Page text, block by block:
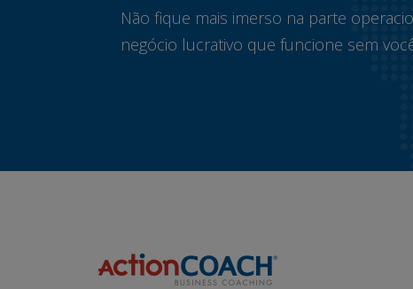
Não fique mais imerso na parte
negócio lucrativo que funcione sem